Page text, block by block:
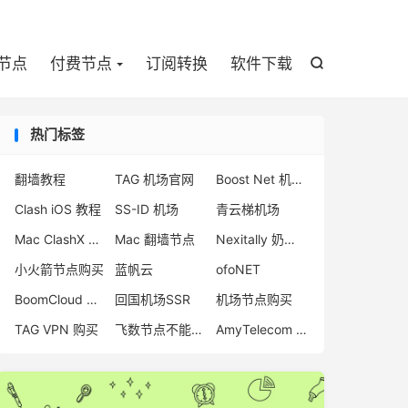

点 付费节点 订阅转换 软件下载
热门标签
翻墙教程 TAG 机场官网
Boost Net 机场评测
Clash iOS 教程
SS-ID 机场
青云梯机场
Mac ClashX 怎么用
Mac 翻墙节点
Nexitally 奶昔机场
小火箭节点购买
蓝帆云
ofoNET
BoomCloud 机场
回国机场SSR
机场节点购买
TAG VPN 购买
飞数节点不能用了 AmyTelecom 官网